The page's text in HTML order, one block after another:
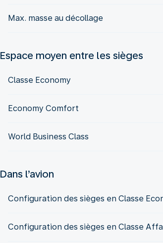
Max. masse au décollage
Espace moyen entre les sièges
Classe Economy
Economy Comfort
World Business Class
Dans l’avion
Configuration des sièges en Classe
Configuration des sièges en Classe